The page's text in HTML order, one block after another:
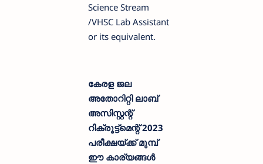
Science Stream
/VHSC Lab Assistant
or its equivalent.
കേരള ജല
അതോറിറ്റി ലാബ്
അസിസ്റ്റന്റ്‌
റിക്രൂട്ട്മെന്റ് 2023
പരീക്ഷയ്ക്ക് മുമ്പ്
ഈ കാര്യങ്ങള്‍